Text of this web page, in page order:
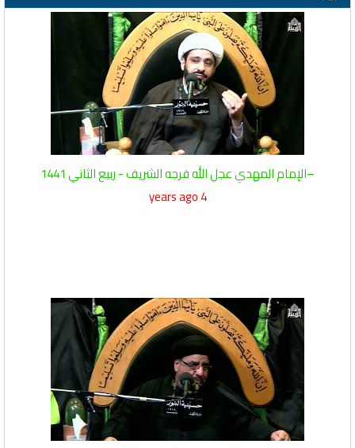
–الإمام المهدي عجل الله فرجه الشريف - ربيع الثاني 1441
4 years ago